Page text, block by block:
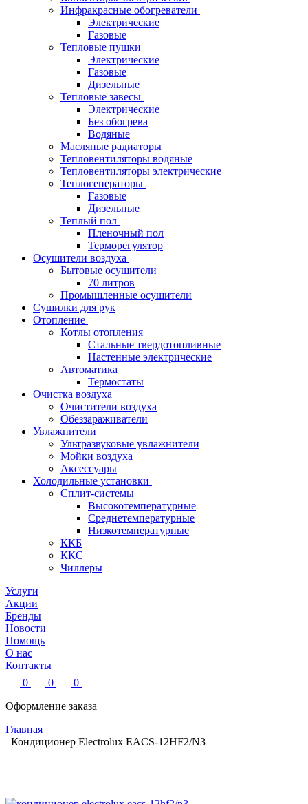
Инфракрасные обогреватели
Электрические
Газовые
Тепловые пушки
Электрические
Газовые
Дизельные
Тепловые завесы
Электрические
Без обогрева
Водяные
Масляные радиаторы
Тепловентиляторы водяные
Тепловентиляторы электрические
Теплогенераторы
Газовые
Дизельные
Теплый пол
Пленочный пол
Терморегулятор
Осушители воздуха
Бытовые осушители
70 литров
Промышленные осушители
Сушилки для рук
Отопление
Котлы отопления
Стальные твердотопливные
Настенные электрические
Автоматика
Термостаты
Очистка воздуха
Очистители воздуха
Обеззараживатели
Увлажнители
Ультразвуковые увлажнители
Мойки воздуха
Аксессуары
Холодильные установки
Сплит-системы
Высокотемпературные
Среднетемпературные
Низкотемпературные
ККБ
ККС
Чиллеры
Услуги
Акции
Бренды
Новости
Помощь
О нас
Контакты
0
0
0
Оформление заказа
Главная
Кондиционер Electrolux EACS-12HF2/N3